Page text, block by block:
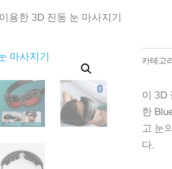
용한 3D 진동 눈 마사지기
카테고
이 3D
한
고 눈
다.